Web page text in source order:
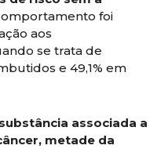
foi
aos
se trata de
e 49,1% em
associada a
metade da